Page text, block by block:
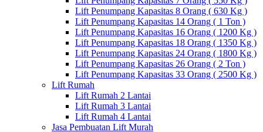
Lift Penumpang Kapasitas 8 Orang ( 630 Kg )
Lift Penumpang Kapasitas 14 Orang ( 1 Ton )
Lift Penumpang Kapasitas 16 Orang ( 1200 Kg )
Lift Penumpang Kapasitas 18 Orang ( 1350 Kg )
Lift Penumpang Kapasitas 24 Orang ( 1800 Kg )
Lift Penumpang Kapasitas 26 Orang ( 2 Ton )
Lift Penumpang Kapasitas 33 Orang ( 2500 Kg )
Lift Rumah
Lift Rumah 2 Lantai
Lift Rumah 3 Lantai
Lift Rumah 4 Lantai
Jasa Pembuatan Lift Murah